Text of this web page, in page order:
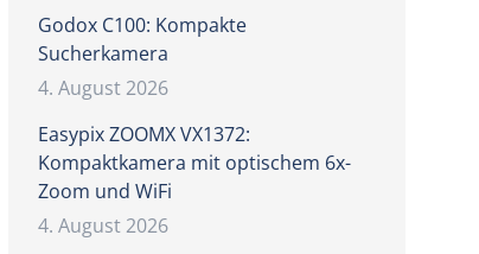
Godox C100: Kompakte
Sucherkamera
4. August 2026
Easypix ZOOMX VX1372:
Kompaktkamera mit optischem 6x-
Zoom und WiFi
4. August 2026